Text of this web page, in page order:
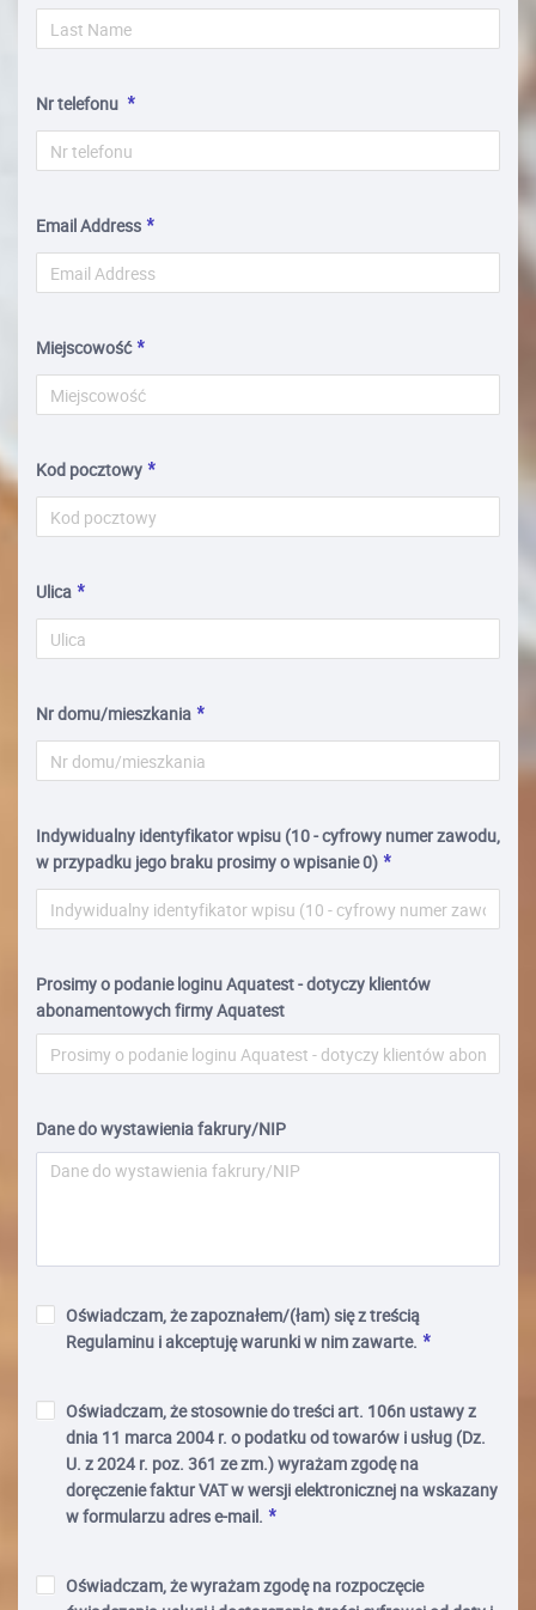
Nr telefonu
Email Address
Miejscowość
Kod pocztowy
Ulica
Nr domu/mieszkania
Indywidualny identyfikator wpisu (10 - cyfrowy numer zawodu,
w przypadku jego braku prosimy o wpisanie 0)
Prosimy o podanie loginu Aquatest - dotyczy klientów
abonamentowych firmy Aquatest
Dane do wystawienia fakrury/NIP
Oświadczam, że zapoznałem/(łam) się z treścią
Regulaminu i akceptuję warunki w nim zawarte.
Oświadczam, że stosownie do treści art. 106n ustawy z
dnia 11 marca 2004 r. o podatku od towarów i usług (Dz.
U. z 2024 r. poz. 361 ze zm.) wyrażam zgodę na
doręczenie faktur VAT w wersji elektronicznej na wskazany
w formularzu adres e-mail.
Oświadczam, że wyrażam zgodę na rozpoczęcie